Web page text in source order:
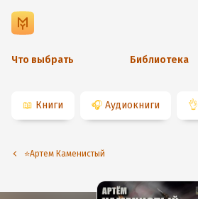
Что выбрать Библиотека
📖 Книги 🎧 Аудиокниги 👌
⭐️Артем Каменистый